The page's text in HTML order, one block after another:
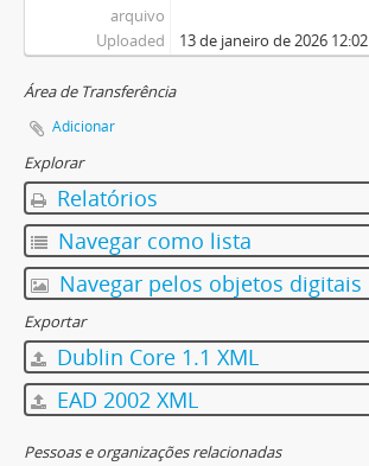
arquivo
Uploaded 13 de janeiro de 2026 12:02
Área de Transferência
Adicionar
Explorar
Relatórios
Navegar como lista
Navegar pelos objetos digitais
Exportar
Dublin Core 1.1 XML
EAD 2002 XML
Pessoas e organizações relacionadas